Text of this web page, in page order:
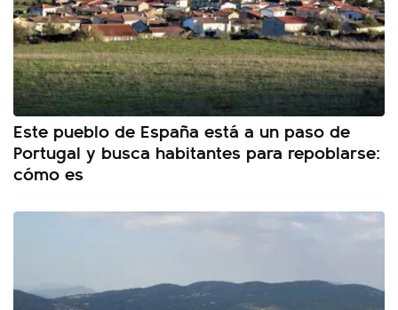
Este pueblo de España está a un paso de
Portugal y busca habitantes para repoblarse:
cómo es